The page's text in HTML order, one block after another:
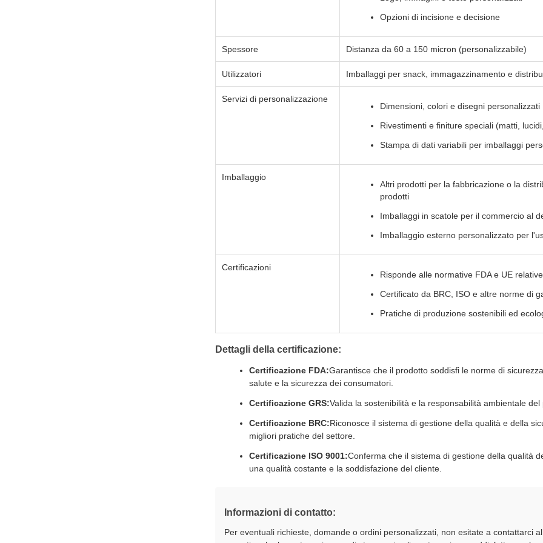
Opzioni di incisione e decisione
Spessore Distanza da 60 a 150 micron (personalizzabile)
Utilizzatori Imballaggi per snack, immagazzinamento e
Servizi di personalizzazione
Dimensioni, colori e disegni personalizzati
Rivestimenti e finiture speciali (matti,
Stampa di dati variabili per imballaggi
Imballaggio
Altri prodotti per la fabbricazione o la
prodotti
Imballaggi in scatole per il commercio al
Imballaggio esterno personalizzato per
Certificazioni
Risponde alle normative FDA e UE
Certificato da BRC, ISO e altre norme di
Pratiche di produzione sostenibili ed
Dettagli della certificazione:
Certificazione FDA:Garantisce che il prodotto soddisfi le norme di
salute e la sicurezza dei consumatori.
Certificazione GRS:Valida la sostenibilità e la responsabilità ambientale
Certificazione BRC:Riconosce il sistema di gestione della qualità e della
migliori pratiche del settore.
Certificazione ISO 9001:Conferma che il sistema di gestione della qualità
una qualità costante e la soddisfazione del cliente.
Informazioni di contatto:
Per eventuali richieste, domande o ordini personalizzati, non esitate a contattarci al